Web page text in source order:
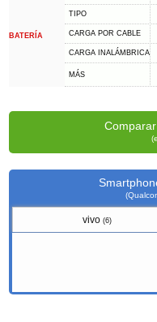
BATERÍA
TIPO
CARGA POR CABLE
CARGA INALÁMBRICA
MÁS
vivo(6)